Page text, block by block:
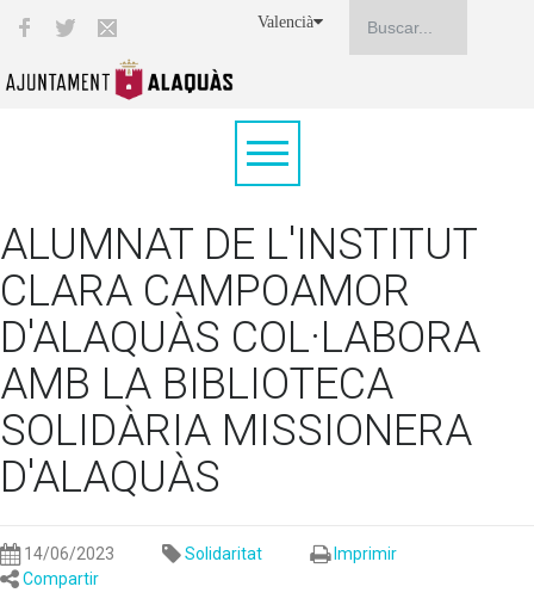
Valencià
ALUMNAT DE L'INSTITUT
CLARA CAMPOAMOR
D'ALAQUÀS COL·LABORA
AMB LA BIBLIOTECA
SOLIDÀRIA MISSIONERA
D'ALAQUÀS
14/06/2023 Solidaritat
Imprimir
Compartir